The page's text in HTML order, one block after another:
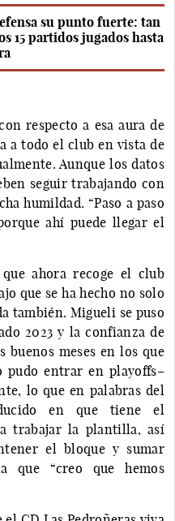
su punto fuerte: tan
15 partidos jugados hasta
respecto a esa aura de
a todo el club en vista de
Aunque los datos
seguir trabajando con
humildad. “Paso a paso
ahí puede llegar el
ahora recoge el club
que se ha hecho no solo
también. Migueli se puso
2023 y la confianza de
meses en los que
pudo entrar en playoffs–
lo que en palabras del
en que tiene el
trabajar la plantilla, así
el bloque y sumar
que “creo que hemos